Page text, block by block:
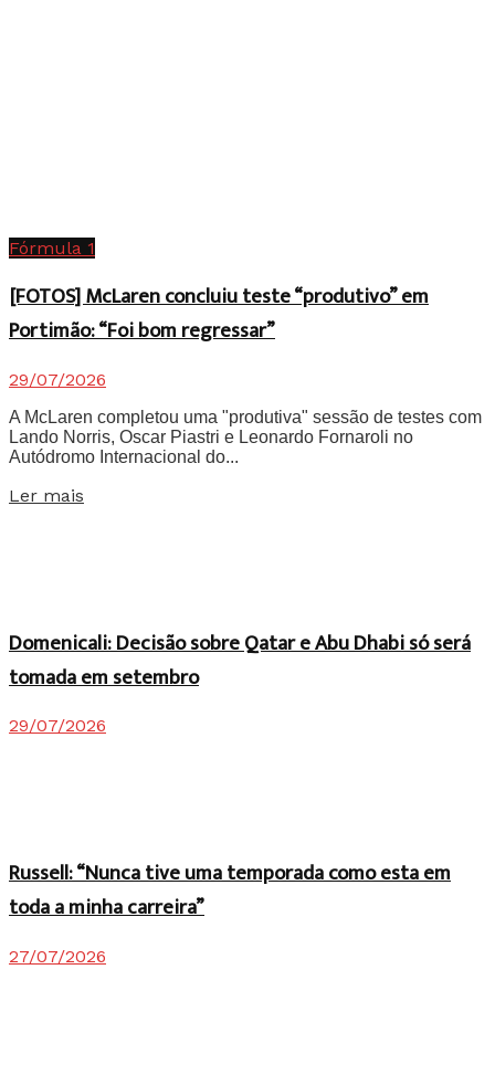
Fórmula 1
[FOTOS] McLaren concluiu teste “produtivo” em
Portimão: “Foi bom regressar”
29/07/2026
A McLaren completou uma "produtiva" sessão de testes com
Lando Norris, Oscar Piastri e Leonardo Fornaroli no
Autódromo Internacional do...
Ler mais
Domenicali: Decisão sobre Qatar e Abu Dhabi só será
tomada em setembro
29/07/2026
Russell: “Nunca tive uma temporada como esta em
toda a minha carreira”
27/07/2026